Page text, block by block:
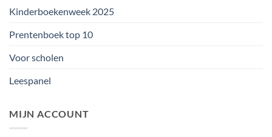
Kinderboekenweek 2025
Prentenboek top 10
Voor scholen
Leespanel
MIJN ACCOUNT